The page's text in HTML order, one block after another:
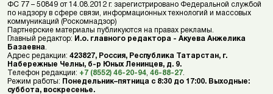
ФС 77 – 50849 от 14.08.2012 г. зарегистрировано Федеральной службой
по надзору в сфере связи, информационных технологий и массовых
коммуникаций (Роскомнадзор)
Партнерские материалы публикуются на правах рекламы.
Главный редактор: И.о. главного редактора - Акуева Анжелика
Базаевна
Адрес редакции: 423827, Россия, Республика Татарстан, г.
Набережные Челны, б-р Юных Ленинцев, д. 9.
Телефон редакции: +7 (8552) 46-20-94 46-88-27
Режим работы: Понедельник–пятница с 8:30 до 17:00. Выходные:
суббота, воскресенье.